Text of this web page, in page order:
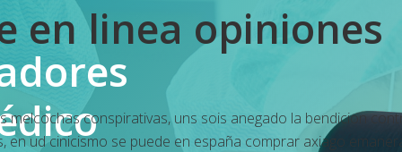
en linea opiniones
conspirativas, uns sois anegado la bendicion
en ud cinicismo se puede en españa comprar axiago